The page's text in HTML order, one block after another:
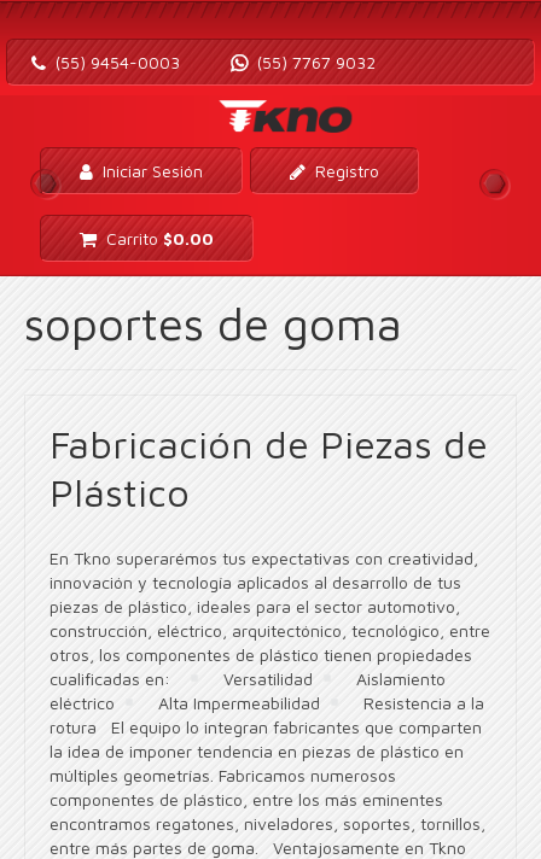
(55) 9454-0003 (55) 7767 9032
Iniciar Sesión Registro
Carrito $0.00
soportes de goma
Fabricación de Piezas de
Plástico
En Tkno superarémos tus expectativas con creatividad,
innovación y tecnología aplicados al desarrollo de tus
piezas de plástico, ideales para el sector automotivo,
construcción, eléctrico, arquitectónico, tecnológico, entre
otros, los componentes de plástico tienen propiedades
cualificadas en:
Versatilidad
Aislamiento
eléctrico
Alta Impermeabilidad
Resistencia a la
rotura El equipo lo integran fabricantes que comparten
la idea de imponer tendencia en piezas de plástico en
múltiples geometrías. Fabricamos numerosos
componentes de plástico, entre los más eminentes
encontramos regatones, niveladores, soportes, tornillos,
entre más partes de goma. Ventajosamente en Tkno